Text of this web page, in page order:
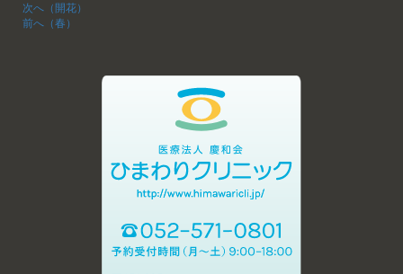
次へ（開花）
前へ（春）